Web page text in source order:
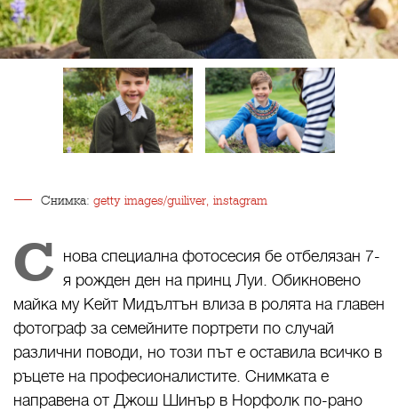
Снимка: getty images/guiliver, instagram
С нова специална фотосесия бе отбелязан 7-
я рожден ден на принц Луи. Обикновено
майка му Кейт Мидълтън влиза в ролята на главен
фотограф за семейните портрети по случай
различни поводи, но този път е оставила всичко в
ръцете на професионалистите. Снимката е
направена от Джош Шинър в Норфолк по-рано